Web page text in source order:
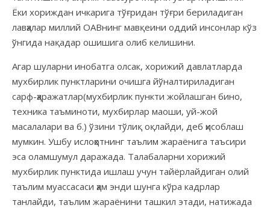
Ёки хориждан ичкарига тўғридан тўғри бериладиган
лавҳалар миллий ОАВнинг мавқеини оддий инсонлар кўз
ўнгида нақадар ошишига олиб келишини.
Агар шуларни инобатга олсак, хорижий давлатларда
мухбирлик пунктларини очишга йўналтириладиган
сарф-ҳаражатлар(мухбирлик пункти жойлашган бино,
техника таъминоти, мухбирлар маоши, уй-жой
масалалари ва б.) ўзини тўлиқ оқлайди, деб ҳисоблаш
мумкин. Ушбу ислоҳотнинг таълим жараёнига таъсири
эса оламшумул даражада. Талабаларни хорижий
мухбирлик пунктида ишлаш учун тайёрлайдиган олий
таълим муассасаси ҳам энди шунга кўра кадрлар
танлайди, таълим жараёнини ташкил этади, натижада